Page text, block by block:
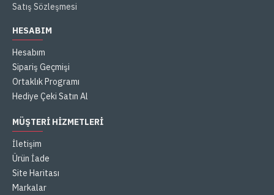
Satış Sözleşmesi
HESABIM
Hesabım
Sipariş Geçmişi
Ortaklık Programı
Hediye Çeki Satın Al
MÜŞTERI HIZMETLERI
İletişim
Ürün İade
Site Haritası
Markalar